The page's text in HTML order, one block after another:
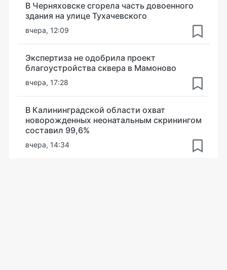
В Черняховске сгорела часть довоенного
здания на улице Тухачевского
вчера, 12:09
Экспертиза не одобрила проект
благоустройства сквера в Мамоново
вчера, 17:28
В Калининградской области охват
новорожденных неонатальным скринингом
составил 99,6%
вчера, 14:34